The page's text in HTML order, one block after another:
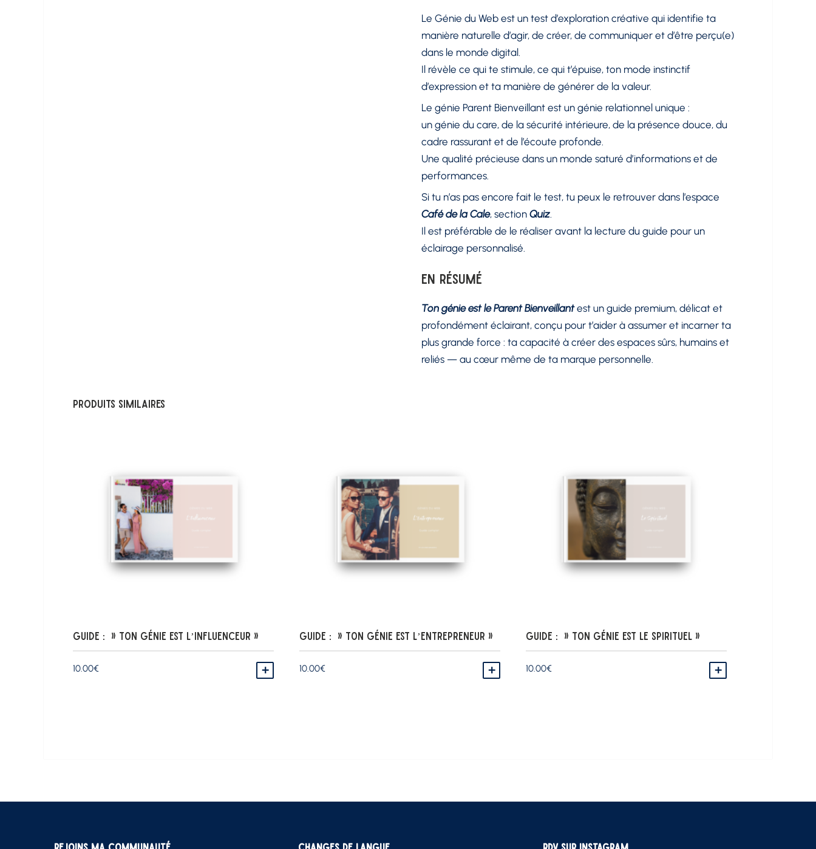
Le Génie du Web est un test d’exploration créative qui identifie ta
manière naturelle d’agir, de créer, de communiquer et d’être perçu(e)
dans le monde digital.
Il révèle ce qui te stimule, ce qui t’épuise, ton mode instinctif
d’expression et ta manière de générer de la valeur.
Le génie Parent Bienveillant est un génie relationnel unique :
un génie du care, de la sécurité intérieure, de la présence douce, du
cadre rassurant et de l’écoute profonde.
Une qualité précieuse dans un monde saturé d’informations et de
performances.
Si tu n’as pas encore fait le test, tu peux le retrouver dans l’espace
Café de la Cale, sectionQuiz.
Il est préférable de le réaliser avant la lecture du guide pour un
éclairage personnalisé.
En résumé
Ton génie est le Parent Bienveillantest un guide premium, délicat et
profondément éclairant, conçu pour t’aider à assumer et incarner ta
plus grande force : ta capacité à créer des espaces sûrs, humains et
reliés — au cœur même de ta marque personnelle.
Produits similaires
Guide : » Ton génie est l’Influenceur »
10.00€ AJOUTER AU PANIER
Guide : » Ton génie est l’Entrepreneur »
10.00€ AJOUTER AU PANIER
Guide : » Ton génie est le Spirituel »
10.00€
Rejoins ma communauté Changes de langue RDV sur Instagram